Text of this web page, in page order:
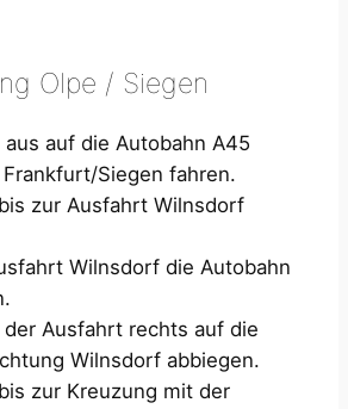
Olpe / Siegen
aus auf die Autobahn A45
Siegen fahren.
zur Ausfahrt Wilnsdorf
Wilnsdorf die Autobahn
der Ausfahrt rechts auf die
Wilnsdorf abbiegen.
zur Kreuzung mit der